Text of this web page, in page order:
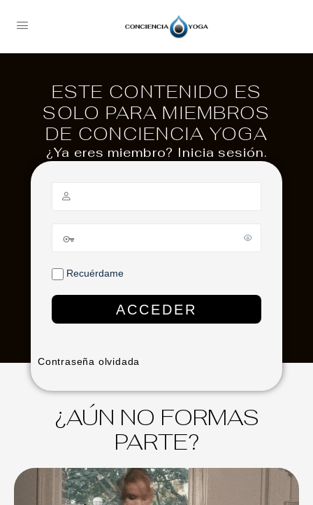
ESTE CONTENIDO ES
SOLO PARA MIEMBROS
DE CONCIENCIA YOGA
¿Ya eres miembro? Inicia sesión.
Recuérdame
Contraseña olvidada
¿AÚN NO FORMAS
PARTE?